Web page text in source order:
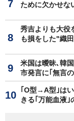
ために欠かせな
秀吉よりも大役
も損をした"織
米国は曖昧､韓
市発言に｢無言
｢O型→A型｣は
きる｢万能血液｣